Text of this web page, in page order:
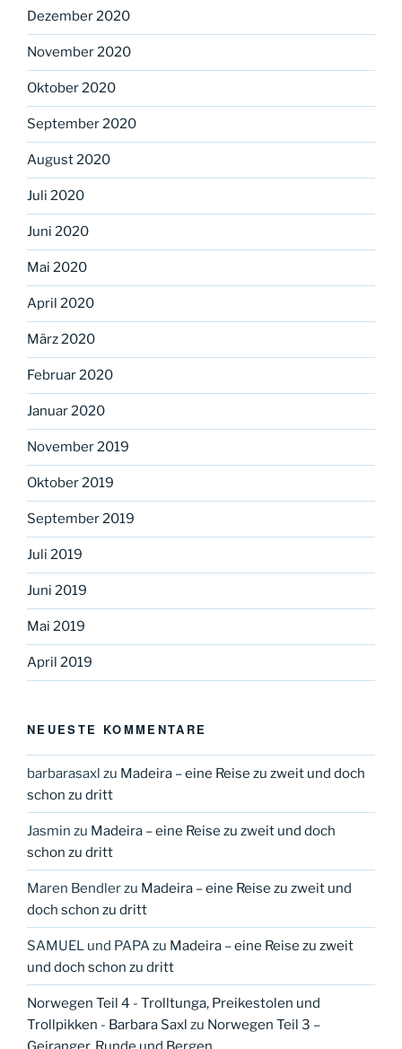
Dezember 2020
November 2020
Oktober 2020
September 2020
August 2020
Juli 2020
Juni 2020
Mai 2020
April 2020
März 2020
Februar 2020
Januar 2020
November 2019
Oktober 2019
September 2019
Juli 2019
Juni 2019
Mai 2019
April 2019
NEUESTE KOMMENTARE
barbarasaxl zu Madeira – eine Reise zu zweit und doch
schon zu dritt
Jasmin zu Madeira – eine Reise zu zweit und doch
schon zu dritt
Maren Bendlerzu Madeira – eine Reise zu zweit und
doch schon zu dritt
SAMUEL und PAPAzu Madeira – eine Reise zu zweit
und doch schon zu dritt
Norwegen Teil 4 - Trolltunga, Preikestolen und
Trollpikken - Barbara Saxl zu Norwegen Teil 3 –